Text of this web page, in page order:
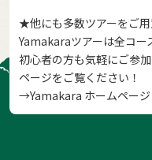
★他にも多数ツアーをご
Yamakaraツアーは全コー
初心者の方も気軽にご参
ページをご覧ください！
→Yamakara ホームページ